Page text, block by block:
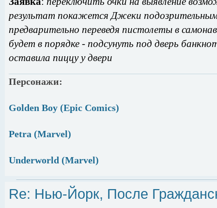
результат покажется Джеки
предварительно переведя пистолеты в
будет в порядке - подсунуть под дверь
оставила пиццу у двери
Персонажи:
Golden Boy (Epic Comics)
Petra (Marvel)
Underworld (Marvel)
Re: Нью-Йорк, После